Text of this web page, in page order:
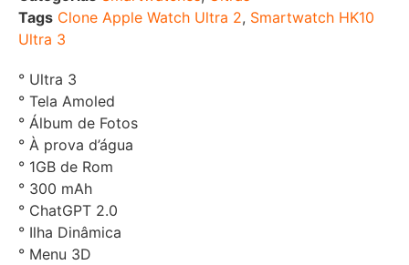
Tags Clone Apple Watch Ultra 2, Smartwatch HK10
Ultra 3
° Ultra 3
° Tela Amoled
° Álbum de Fotos
° À prova d’água
° 1GB de Rom
° 300 mAh
° ChatGPT 2.0
° Ilha Dinâmica
° Menu 3D